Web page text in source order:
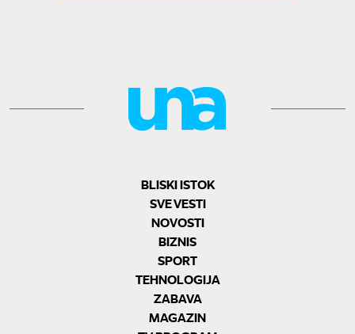
BLISKI ISTOK
SVE VESTI
NOVOSTI
BIZNIS
SPORT
TEHNOLOGIJA
ZABAVA
MAGAZIN